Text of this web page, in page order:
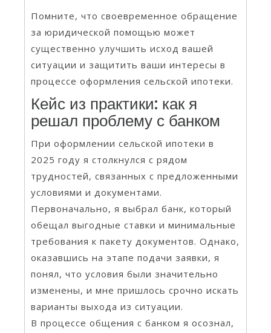
Помните, что своевременное обращение
за юридической помощью может
существенно улучшить исход вашей
ситуации и защитить ваши интересы в
процессе оформления сельской ипотеки.
Кейс из практики: как я
решал проблему с банком
При оформлении сельской ипотеки в
2025 году я столкнулся с рядом
трудностей, связанных с предложенными
условиями и документами.
Первоначально, я выбрал банк, который
обещал выгодные ставки и минимальные
требования к пакету документов. Однако,
оказавшись на этапе подачи заявки, я
понял, что условия были значительно
изменены, и мне пришлось срочно искать
варианты выхода из ситуации.
В процессе общения с банком я осознал,